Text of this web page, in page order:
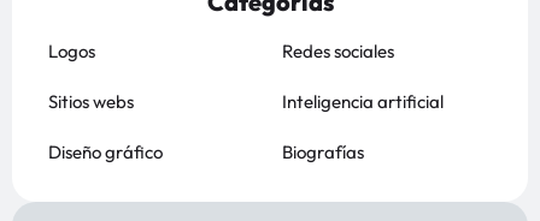
Logos
Sitios webs
Diseño gráfico
Redes sociales
Inteligencia artificial
Biografías